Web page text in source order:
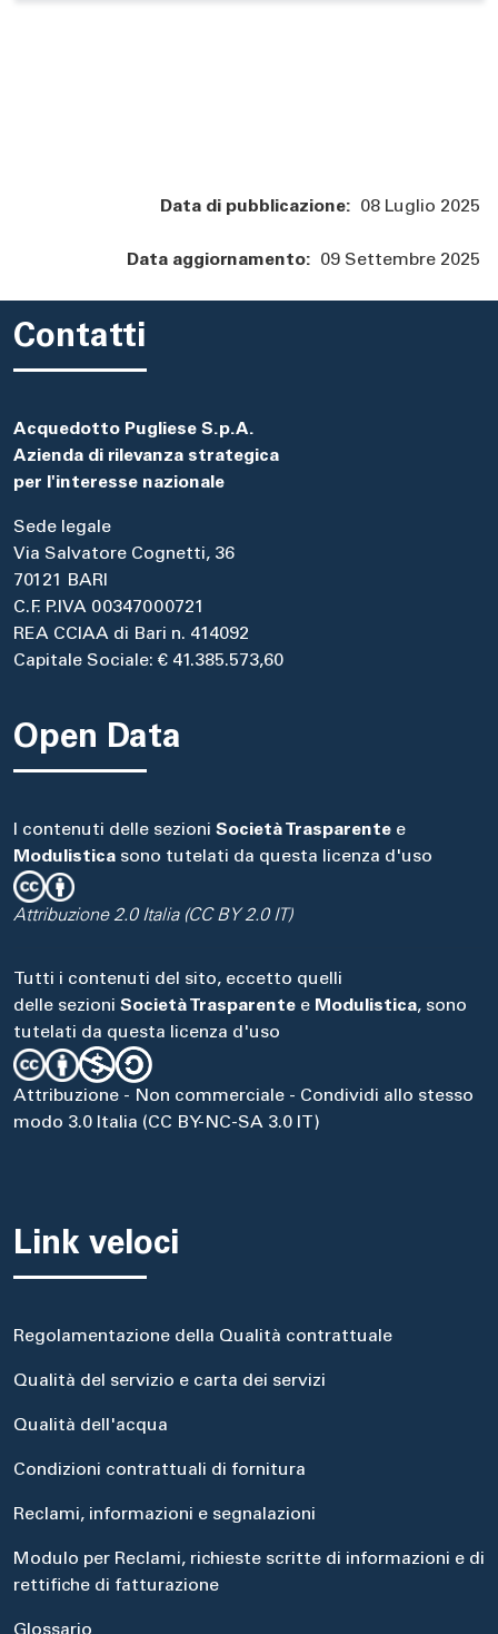
Data di pubblicazione: 08 Luglio 2025
Data aggiornamento: 09 Settembre 2025
Contatti
Acquedotto Pugliese S.p.A.
Azienda di rilevanza strategica
per l'interesse nazionale
Sede legale
Via Salvatore Cognetti, 36
70121 BARI
C.F. P.IVA 00347000721
REA CCIAA di Bari n. 414092
Capitale Sociale: € 41.385.573,60
Open Data
I contenuti delle sezioni Società Trasparente e
Modulistica sono tutelati da questa licenza d'uso
Attribuzione 2.0 Italia (CC BY 2.0 IT)
Tutti i contenuti del sito, eccetto quelli
delle sezioni Società Trasparente e Modulistica, sono
tutelati da questa licenza d'uso
Attribuzione - Non commerciale - Condividi allo stesso
modo 3.0 Italia (CC BY-NC-SA 3.0 IT)
Link veloci
Regolamentazione della Qualità contrattuale
Qualità del servizio e carta dei servizi
Qualità dell'acqua
Condizioni contrattuali di fornitura
Reclami, informazioni e segnalazioni
Modulo per Reclami, richieste scritte di informazioni e di
rettifiche di fatturazione